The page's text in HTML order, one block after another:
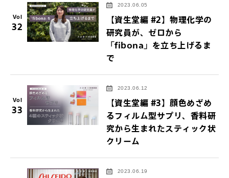
Vol
32
2023.06.05
【資生堂編 #2】物理化学の
研究員が、ゼロから
「fibona」を立ち上げるま
で
Vol
33
2023.06.12
【資生堂編 #3】顔色めざめ
るフィルム型サプリ、香料研
究から生まれたスティック状
クリーム
2023.06.19